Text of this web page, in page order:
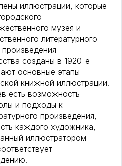
иллюстрации, которые
музея и
литературного
созданы в 1920-е –
основные этапы
книжной иллюстрации.
есть возможность
и подходы к
произведения,
каждого художника,
иллюстратором